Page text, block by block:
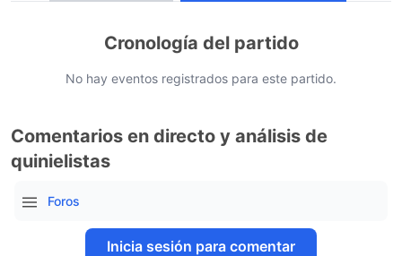
Cronología del partido
No hay eventos registrados para este partido.
Comentarios en directo y análisis de
quinielistas
Foros
Inicia sesión para comentar